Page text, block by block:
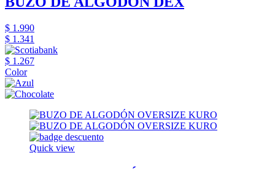
$ 1.990
$ 1.341
$ 1.267
Color
Quick view